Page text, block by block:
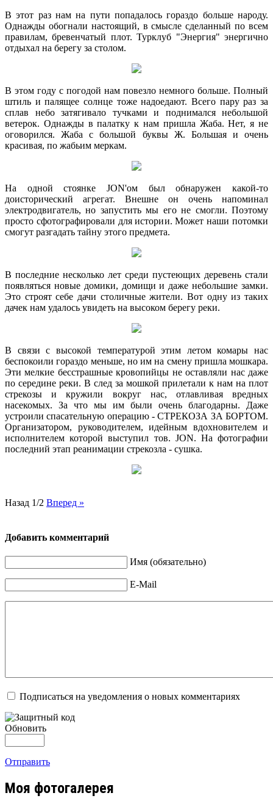
В этот раз нам на пути попадалось гораздо больше народу.
Однажды обогнали настоящий, в смысле сделанный по всем
правилам, бревенчатый плот. Турклуб "Энергия" энергично
отдыхал на берегу за столом.
В этом году с погодой нам повезло немного больше. Полный
штиль и палящее солнце тоже надоедают. Всего пару раз за
сплав небо затягивало тучками и поднимался небольшой
ветерок. Однажды в палатку к нам пришла Жаба. Нет, я не
оговорился. Жаба с большой буквы Ж. Большая и очень
красивая, по жабьим меркам.
На одной стоянке JON'ом был обнаружен какой-то
доисторический агрегат. Внешне он очень напоминал
электродвигатель, но запустить мы его не смогли. Поэтому
просто сфотографировали для истории. Может наши потомки
смогут разгадать тайну этого предмета.
В последние несколько лет среди пустеющих деревень стали
появляться новые домики, домищи и даже небольшие замки.
Это строят себе дачи столичные жители. Вот одну из таких
дачек нам удалось увидеть на высоком берегу реки.
В связи с высокой температурой этим летом комары нас
беспокоили гораздо меньше, но им на смену пришла мошкара.
Эти мелкие бесстрашные кровопийцы не оставляли нас даже
по середине реки. В след за мошкой прилетали к нам на плот
стрекозы и кружили вокруг нас, отлавливая вредных
насекомых. За что мы им были очень благодарны. Даже
устроили спасательную операцию - СТРЕКОЗА ЗА БОРТОМ.
Организатором, руководителем, идейным вдохновителем и
исполнителем которой выступил тов. JON. На фотографии
последний этап реанимации стрекозла - сушка.
Назад 1/2 Вперед »
Добавить комментарий
Имя (обязательно)
E-Mail
Подписаться на уведомления о новых комментариях
Обновить
Отправить
Моя фотогалерея